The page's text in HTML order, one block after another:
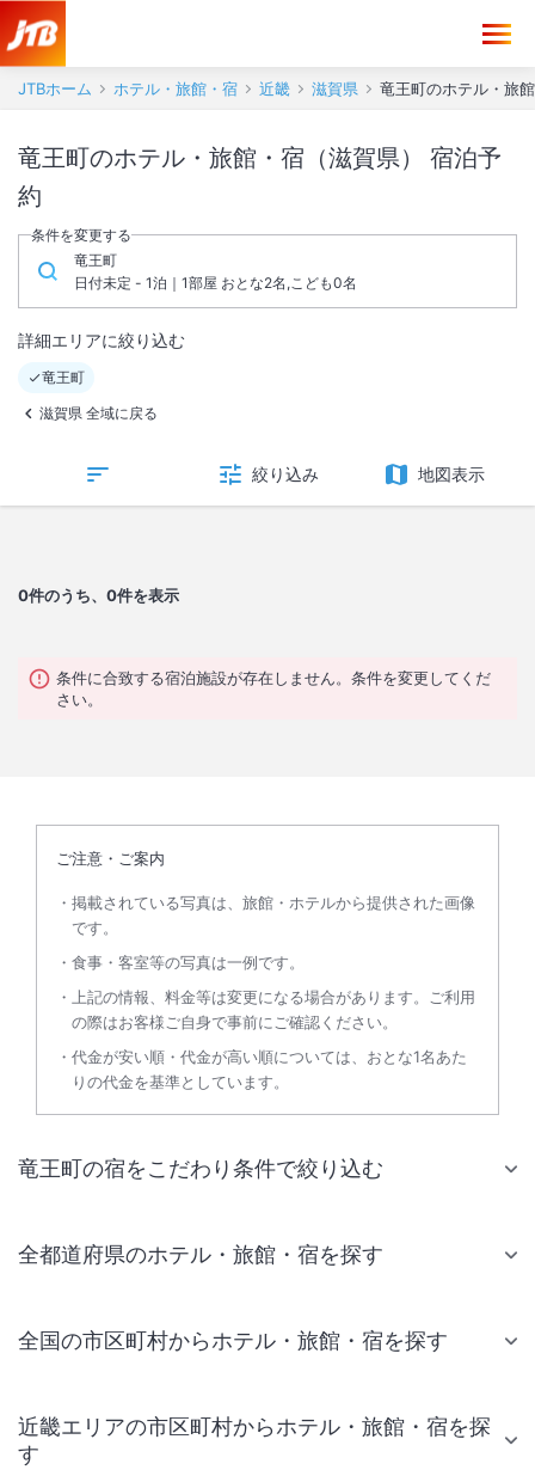
JTBホーム ホテル・旅館・宿 近畿 滋賀県 竜王町のホテル・旅
竜王町のホテル・旅館・宿（滋賀県） 宿泊予
約
条件を変更する
竜王町
日付未定 - 1泊｜1部屋 おとな2名,こども0名
詳細エリアに絞り込む
竜王町
滋賀県 全域に戻る
絞り込み 地図表示
0件のうち、0件を表示
条件に合致する宿泊施設が存在しません。条件を変更してくだ
さい。
ご注意・ご案内
掲載されている写真は、旅館・ホテルから提供された画像
です。
食事・客室等の写真は一例です。
上記の情報、料金等は変更になる場合があります。ご利用
の際はお客様ご自身で事前にご確認ください。
代金が安い順・代金が高い順については、おとな1名あた
りの代金を基準としています。
竜王町の宿をこだわり条件で絞り込む
全都道府県のホテル・旅館・宿を探す
全国の市区町村からホテル・旅館・宿を探す
近畿エリアの市区町村からホテル・旅館・宿を探
す